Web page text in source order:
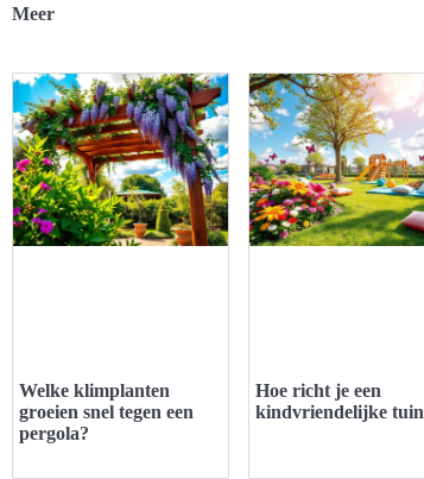
Meer
Welke klimplanten
groeien snel tegen een
pergola?
Hoe richt je een
kindvriendelijke